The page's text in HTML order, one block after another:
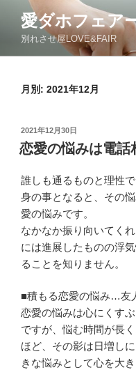
ン
愛ダホフェア
別れさせ屋LOVE&FAIR
月別: 2021年12月
投
稿
日:
2021年12月30日
恋愛の悩みは電話
誰しも通るものと理性
身の事となると、その
愛の悩みです。
なかなか振り向いてく
には進展したものの浮
ることを知りません。
■積もる恋愛の悩み…友
恋愛の悩みは心にくす
ですが、悩む時間が長
ほど、その影は日増し
きな悩みとして心を大